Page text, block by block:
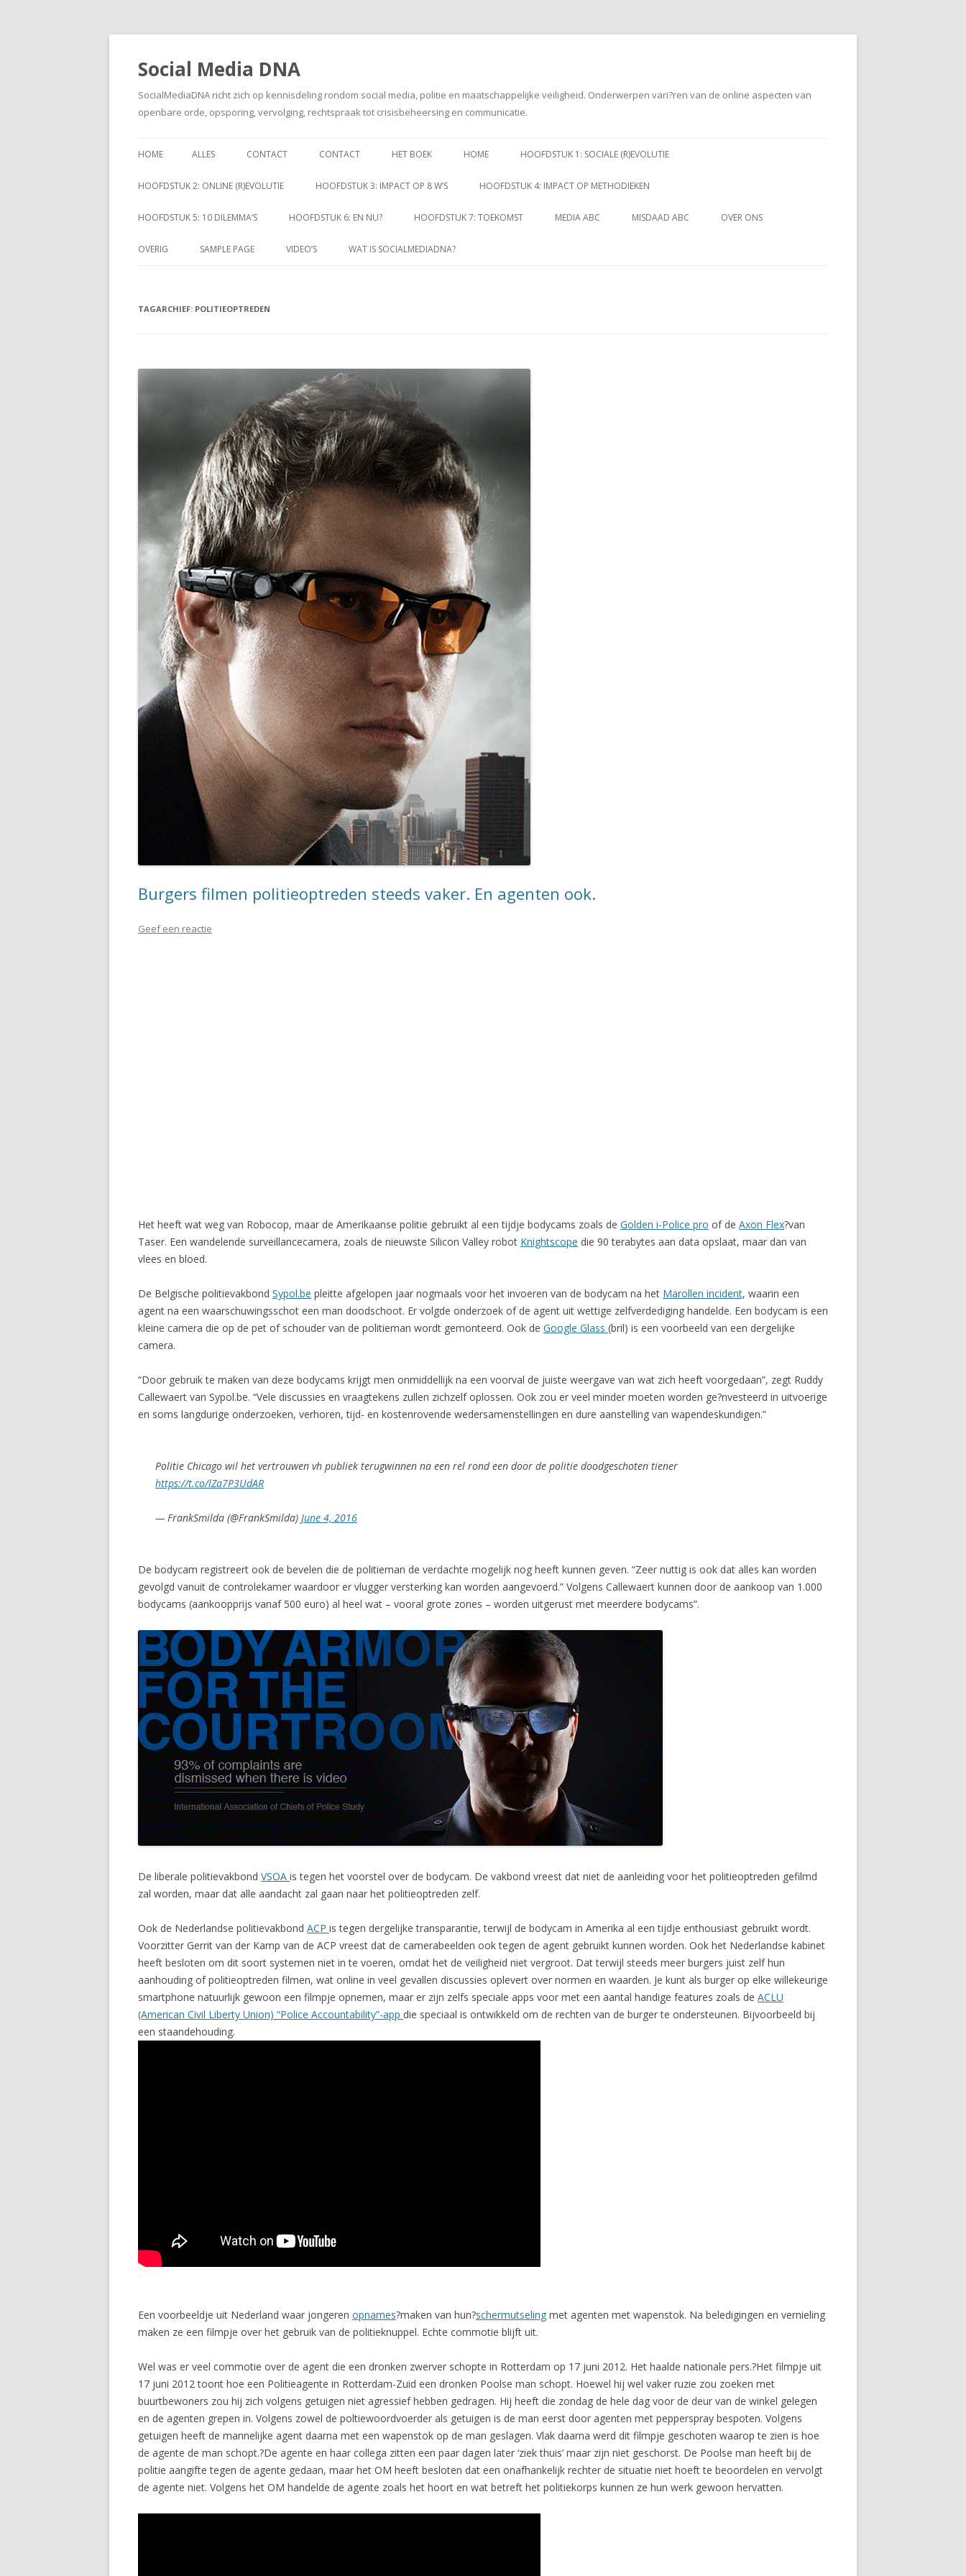
Social Media DNA
SocialMediaDNA richt zich op kennisdeling rondom social media, politie en maatschappelijke veiligheid. Onderwerpen vari?ren van de online aspecten van
openbare orde, opsporing, vervolging, rechtspraak tot crisisbeheersing en communicatie.
naar
HOME ALLES CONTACT CONTACT HET BOEK HOME HOOFDSTUK 1: SOCIALE (R)EVOLUTIE
HOOFDSTUK 2: ONLINE (R)EVOLUTIE HOOFDSTUK 3: IMPACT OP 8 W’S HOOFDSTUK 4: IMPACT OP METHODIEKEN
HOOFDSTUK 5: 10 DILEMMA’S HOOFDSTUK 6: EN NU? HOOFDSTUK 7: TOEKOMST MEDIA ABC MISDAAD ABC OVER ONS
OVERIG SAMPLE PAGE VIDEO’S WAT IS SOCIALMEDIADNA?
TAGARCHIEF: POLITIEOPTREDEN
Burgers filmen politieoptreden steeds vaker. En agenten ook.
Geef een reactie
Het heeft wat weg van Robocop, maar de Amerikaanse politie gebruikt al een tijdje bodycams zoals de Golden i-Police pro of de Axon Flex?van
Taser. Een wandelende surveillancecamera, zoals de nieuwste Silicon Valley robot Knightscope die 90 terabytes aan data opslaat, maar dan van
vlees en bloed.
De Belgische politievakbond Sypol.be pleitte afgelopen jaar nogmaals voor het invoeren van de bodycam na het Marollen incident, waarin een
agent na een waarschuwingsschot een man doodschoot. Er volgde onderzoek of de agent uit wettige zelfverdediging handelde. Een bodycam is een
kleine camera die op de pet of schouder van de politieman wordt gemonteerd. Ook de Google Glass (bril) is een voorbeeld van een dergelijke
camera.
“Door gebruik te maken van deze bodycams krijgt men onmiddellijk na een voorval de juiste weergave van wat zich heeft voorgedaan”, zegt Ruddy
Callewaert van Sypol.be. “Vele discussies en vraagtekens zullen zichzelf oplossen. Ook zou er veel minder moeten worden ge?nvesteerd in uitvoerige
en soms langdurige onderzoeken, verhoren, tijd- en kostenrovende wedersamenstellingen en dure aanstelling van wapendeskundigen.”
Politie Chicago wil het vertrouwen vh publiek terugwinnen na een rel rond een door de politie doodgeschoten tiener
https://t.co/lZa7P3UdAR
— FrankSmilda (@FrankSmilda) June 4, 2016
De bodycam registreert ook de bevelen die de politieman de verdachte mogelijk nog heeft kunnen geven. “Zeer nuttig is ook dat alles kan worden
gevolgd vanuit de controlekamer waardoor er vlugger versterking kan worden aangevoerd.” Volgens Callewaert kunnen door de aankoop van 1.000
bodycams (aankoopprijs vanaf 500 euro) al heel wat – vooral grote zones – worden uitgerust met meerdere bodycams”.
De liberale politievakbond VSOA is tegen het voorstel over de bodycam. De vakbond vreest dat niet de aanleiding voor het politieoptreden gefilmd
zal worden, maar dat alle aandacht zal gaan naar het politieoptreden zelf.
Ook de Nederlandse politievakbond ACP is tegen dergelijke transparantie, terwijl de bodycam in Amerika al een tijdje enthousiast gebruikt wordt.
Voorzitter Gerrit van der Kamp van de ACP vreest dat de camerabeelden ook tegen de agent gebruikt kunnen worden. Ook het Nederlandse kabinet
heeft besloten om dit soort systemen niet in te voeren, omdat het de veiligheid niet vergroot. Dat terwijl steeds meer burgers juist zelf hun
aanhouding of politieoptreden filmen, wat online in veel gevallen discussies oplevert over normen en waarden. Je kunt als burger op elke willekeurige
smartphone natuurlijk gewoon een filmpje opnemen, maar er zijn zelfs speciale apps voor met een aantal handige features zoals de ACLU
(American Civil Liberty Union) “Police Accountability”-app die speciaal is ontwikkeld om de rechten van de burger te ondersteunen. Bijvoorbeeld bij
een staandehouding.
Een voorbeeldje uit Nederland waar jongeren opnames?maken van hun?schermutseling met agenten met wapenstok. Na beledigingen en vernieling
maken ze een filmpje over het gebruik van de politieknuppel. Echte commotie blijft uit.
Wel was er veel commotie over de agent die een dronken zwerver schopte in Rotterdam op 17 juni 2012. Het haalde nationale pers.?Het filmpje uit
17 juni 2012 toont hoe een Politieagente in Rotterdam-Zuid een dronken Poolse man schopt. Hoewel hij wel vaker ruzie zou zoeken met
buurtbewoners zou hij zich volgens getuigen niet agressief hebben gedragen. Hij heeft die zondag de hele dag voor de deur van de winkel gelegen
en de agenten grepen in. Volgens zowel de poltiewoordvoerder als getuigen is de man eerst door agenten met pepperspray bespoten. Volgens
getuigen heeft de mannelijke agent daarna met een wapenstok op de man geslagen. Vlak daarna werd dit filmpje geschoten waarop te zien is hoe
de agente de man schopt.?De agente en haar collega zitten een paar dagen later ‘ziek thuis’ maar zijn niet geschorst. De Poolse man heeft bij de
politie aangifte tegen de agente gedaan, maar het OM heeft besloten dat een onafhankelijk rechter de situatie niet hoeft te beoordelen en vervolgt
de agente niet. Volgens het OM handelde de agente zoals het hoort en wat betreft het politiekorps kunnen ze hun werk gewoon hervatten.